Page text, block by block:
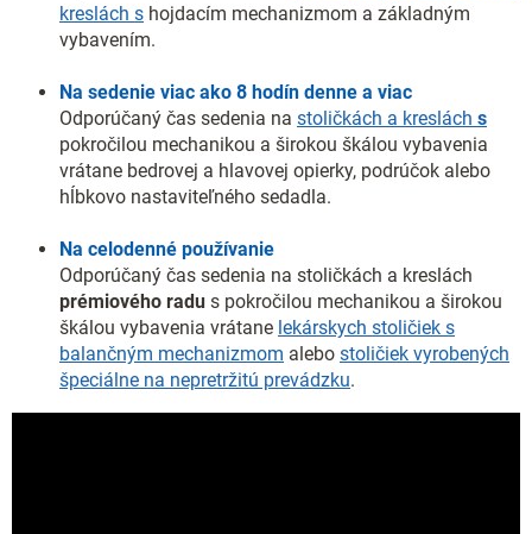
kreslách s hojdacím mechanizmom a základným
vybavením.
Na sedenie viac ako 8 hodín denne a viac
Odporúčaný čas sedenia na stoličkách a kreslách s
pokročilou mechanikou a širokou škálou vybavenia
vrátane bedrovej a hlavovej opierky, podrúčok alebo
hĺbkovo nastaviteľného sedadla.
Na celodenné používanie
Odporúčaný čas sedenia na stoličkách a kreslách
prémiového radu s pokročilou mechanikou a širokou
škálou vybavenia vrátane lekárskych stoličiek s
balančným mechanizmom alebo stoličiek vyrobených
špeciálne na nepretržitú prevádzku.